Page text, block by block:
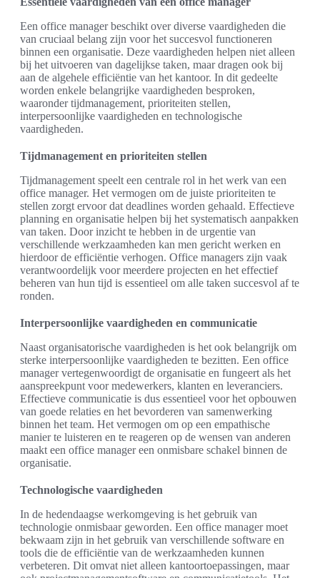
Een office manager beschikt over diverse vaardigheden die
van cruciaal belang zijn voor het succesvol functioneren
binnen een organisatie. Deze vaardigheden helpen niet alleen
bij het uitvoeren van dagelijkse taken, maar dragen ook bij
aan de algehele efficiëntie van het kantoor. In dit gedeelte
worden enkele belangrijke vaardigheden besproken,
waaronder tijdmanagement, prioriteiten stellen,
interpersoonlijke vaardigheden en technologische
vaardigheden.
Tijdmanagement en prioriteiten stellen
Tijdmanagement speelt een centrale rol in het werk van een
office manager. Het vermogen om de juiste prioriteiten te
stellen zorgt ervoor dat deadlines worden gehaald. Effectieve
planning en organisatie helpen bij het systematisch aanpakken
van taken. Door inzicht te hebben in de urgentie van
verschillende werkzaamheden kan men gericht werken en
hierdoor de efficiëntie verhogen. Office managers zijn vaak
verantwoordelijk voor meerdere projecten en het effectief
beheren van hun tijd is essentieel om alle taken succesvol af te
ronden.
Interpersoonlijke vaardigheden en communicatie
Naast organisatorische vaardigheden is het ook belangrijk om
sterke interpersoonlijke vaardigheden te bezitten. Een office
manager vertegenwoordigt de organisatie en fungeert als het
aanspreekpunt voor medewerkers, klanten en leveranciers.
Effectieve communicatie is dus essentieel voor het opbouwen
van goede relaties en het bevorderen van samenwerking
binnen het team. Het vermogen om op een empathische
manier te luisteren en te reageren op de wensen van anderen
maakt een office manager een onmisbare schakel binnen de
organisatie.
Technologische vaardigheden
In de hedendaagse werkomgeving is het gebruik van
technologie onmisbaar geworden. Een office manager moet
bekwaam zijn in het gebruik van verschillende software en
tools die de efficiëntie van de werkzaamheden kunnen
verbeteren. Dit omvat niet alleen kantoortoepassingen, maar